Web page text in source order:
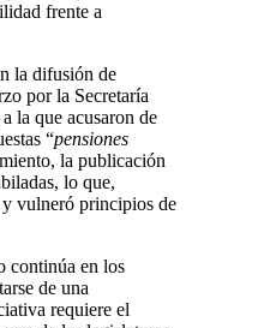
frente a
la difusión de
por la Secretaría
la que acusaron de
“pensiones
la publicación
lo que,
vulneró principios de
continúa en los
de una
requiere el